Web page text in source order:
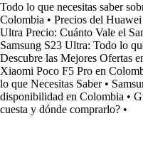
Todo lo que necesitas saber
Colombia • Precios del
Ultra Precio: Cuánto Vale el
Samsung S23 Ultra: Todo lo
Descubre las Mejores Ofertas
Xiaomi Poco F5 Pro en
lo que Necesitas Saber•
disponibilidad en Colombia •
cuesta y dónde comprarlo? •